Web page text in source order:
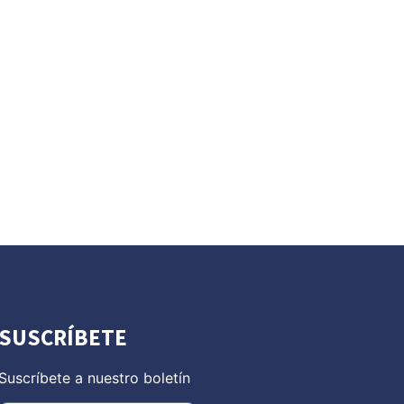
SUSCRÍBETE
Suscríbete a nuestro boletín